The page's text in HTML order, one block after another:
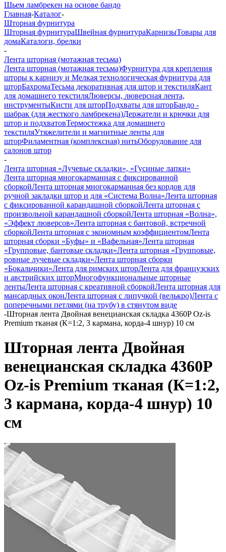
Шьем ламбрекен на основе бандо
Главная-Каталог-
Шторная фурнитура
Шторная фурнитураШвейная фурнитураКарнизыТовары для
домаКаталоги, брелки
-
Лента шторная (мотажная тесьма)
Лента шторная (мотажная тесьма)Фурнитура для крепления
шторы к карнизу и Мелкая технологическая фурнитура для
шторБахромаТесьма декоративная для штор и текстиляКант
для домашнего текстиляЛюверсы, люверсная лента,
инструментыКисти для шторПодхваты для шторБандо -
шабрак (для жесткого ламбрекена)Держатели и крючки для
штор и подхватовТермостежка для домашнего
текстиляУтяжелители и магнитные ленты для
шторФиламентная (комплексная) нитьОборудование для
салонов штор
-
Лента шторная «Лучевые складки», «Гусиные лапки»
Лента шторная многокарманная с фиксированной
сборкойЛента шторная многокарманная без кордов для
ручной закладки штор и для «Система Волна»Лента шторная
с фиксированной карандашной сборкойЛента шторная с
произвольной карандашной сборкойЛента шторная «Волна»,
«Эффект люверсов»Лента шторная с бантовой, встречной
сборкойЛента шторная с экономным коэффициентомЛента
шторная сборки «Буфы» и «Вафельная»Лента шторная
«Групповые, бантовые складки»Лента шторная «Групповые,
ровные лучевые складки»Лента шторная сборки
«Бокальчики»Лента для римских шторЛента для французских
и австрийских шторМногофункциональные шторные
лентыЛента шторная с креативной сборкойЛента шторная для
мансардных оконЛента шторная с липучкой (велькро)Лента с
поперечными петлями (на трубу) в стянутом виде
-Шторная лента Двойная венецианская складка 4360P Oz-is
Premium тканая (К=1:2, 3 кармана, корда-4 шнур) 10 см
Шторная лента Двойная
венецианская складка 4360P
Oz-is Premium тканая (К=1:2,
3 кармана, корда-4 шнур) 10
см